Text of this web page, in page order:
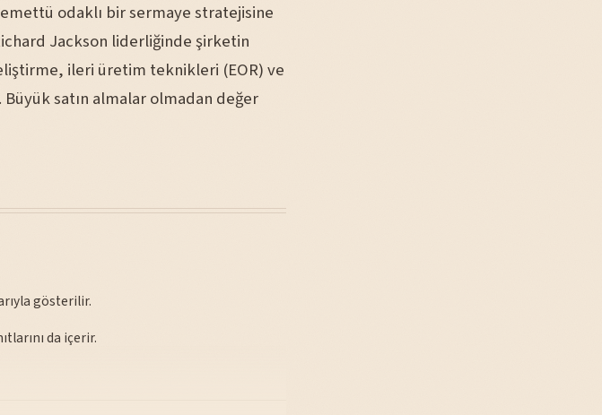
odaklı bir sermaye stratejisine
Jackson liderliğinde şirketin
ileri üretim teknikleri (EOR) ve
satın almalar olmadan değer
gösterilir.
da içerir.